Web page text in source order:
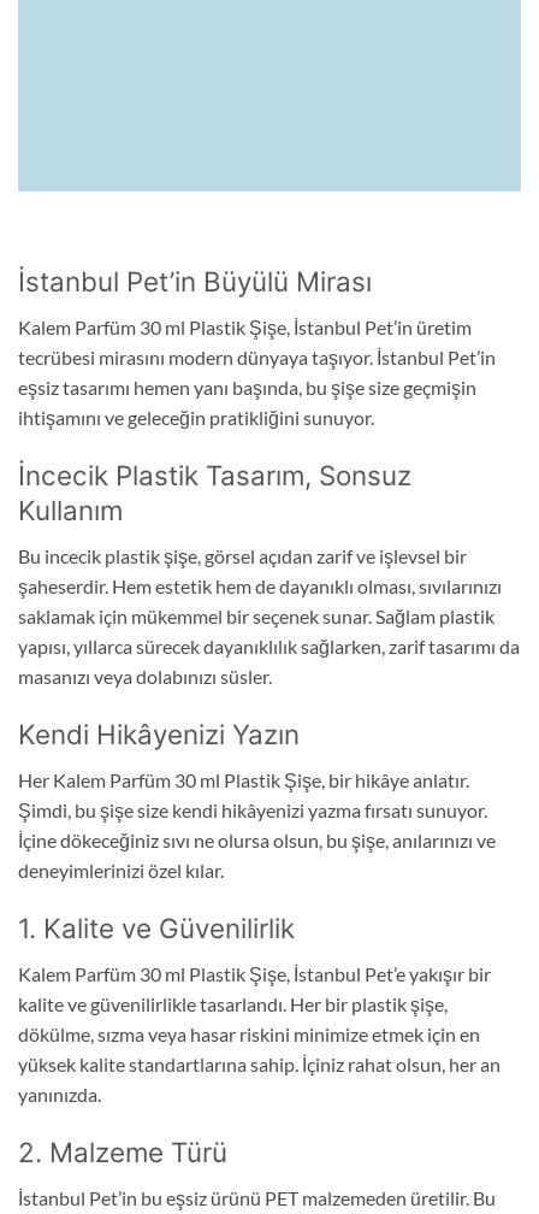
İstanbul Pet’in Büyülü Mirası
Kalem Parfüm 30 ml Plastik Şişe, İstanbul Pet’in üretim
tecrübesi mirasını modern dünyaya taşıyor. İstanbul Pet’in
eşsiz tasarımı hemen yanı başında, bu şişe size geçmişin
ihtişamını ve geleceğin pratikliğini sunuyor.
İncecik Plastik Tasarım, Sonsuz
Kullanım
Bu incecik plastik şişe, görsel açıdan zarif ve işlevsel bir
şaheserdir. Hem estetik hem de dayanıklı olması, sıvılarınızı
saklamak için mükemmel bir seçenek sunar. Sağlam plastik
yapısı, yıllarca sürecek dayanıklılık sağlarken, zarif tasarımı da
masanızı veya dolabınızı süsler.
Kendi Hikâyenizi Yazın
Her Kalem Parfüm 30 ml Plastik Şişe, bir hikâye anlatır.
Şimdi, bu şişe size kendi hikâyenizi yazma fırsatı sunuyor.
İçine dökeceğiniz sıvı ne olursa olsun, bu şişe, anılarınızı ve
deneyimlerinizi özel kılar.
1. Kalite ve Güvenilirlik
Kalem Parfüm 30 ml Plastik Şişe, İstanbul Pet’e yakışır bir
kalite ve güvenilirlikle tasarlandı. Her bir plastik şişe,
dökülme, sızma veya hasar riskini minimize etmek için en
yüksek kalite standartlarına sahip. İçiniz rahat olsun, her an
yanınızda.
2. Malzeme Türü
İstanbul Pet’in bu eşsiz ürünü PET malzemeden üretilir. Bu